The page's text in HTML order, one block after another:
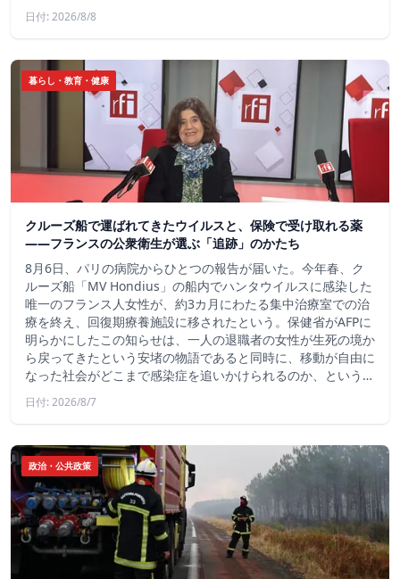
日付: 2026/8/8
暮らし・教育・健康
クルーズ船で運ばれてきたウイルスと、保険で受け取れる薬
――フランスの公衆衛生が選ぶ「追跡」のかたち
8月6日、パリの病院からひとつの報告が届いた。今年春、ク
ルーズ船「MV Hondius」の船内でハンタウイルスに感染した
唯一のフランス人女性が、約3カ月にわたる集中治療室での治
療を終え、回復期療養施設に移されたという。保健省がAFPに
明らかにしたこの知らせは、一人の退職者の女性が生死の境か
ら戻ってきたという安堵の物語であると同時に、移動が自由に
なった社会がどこまで感染症を追いかけられるのか、という…
日付: 2026/8/7
政治・公共政策